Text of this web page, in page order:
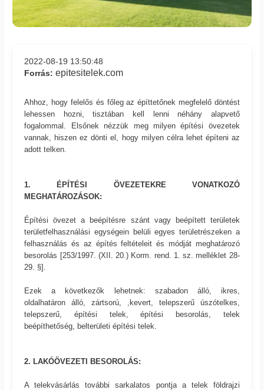
2022-08-19 13:50:48
Forrás:epitesitelek.com
Ahhoz, hogy felelős és főleg az építtetőnek megfelelő döntést
lehessen hozni, tisztában kell lenni néhány alapvető
fogalommal. Elsőnek nézzük meg milyen építési övezetek
vannak, hiszen ez dönti el, hogy milyen célra lehet építeni az
adott telken.
1. ÉPÍTÉSI ÖVEZETEKRE VONATKOZÓ
MEGHATÁROZÁSOK:
Építési övezet a beépítésre szánt vagy beépített területek
területfelhasználási egységein belüli egyes területrészeken a
felhasználás és az építés feltételeit és módját meghatározó
besorolás [253/1997. (XII. 20.) Korm. rend. 1. sz. melléklet 28-
29. §].
Ezek a következők lehetnek: szabadon álló, ikres,
oldalhatáron álló, zártsorú, ,kevert, telepszerű úszótelkes,
telepszerű, építési telek, építési besorolás, telek
beépíthetőség, belterületi építési telek.
2. LAKÓÖVEZETI BESOROLÁS:
A telekvásárlás további sarkalatos pontja a telek földrajzi